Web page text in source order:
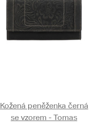
Kožená peněženka černá
se vzorem - Tomas